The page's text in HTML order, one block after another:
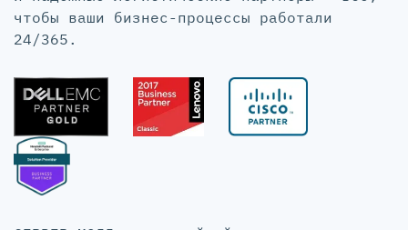
чтобы ваши бизнес-процессы работали
24/365.